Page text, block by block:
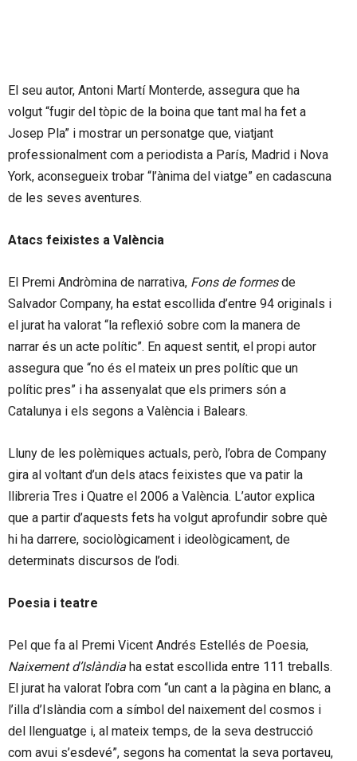
El seu autor, Antoni Martí Monterde, assegura que ha
volgut “fugir del tòpic de la boina que tant mal ha fet a
Josep Pla” i mostrar un personatge que, viatjant
professionalment com a periodista a París, Madrid i Nova
York, aconsegueix trobar “l’ànima del viatge” en cadascuna
de les seves aventures.
Atacs feixistes a València
El Premi Andròmina de narrativa, Fons de formesde
Salvador Company, ha estat escollida d’entre 94 originals i
el jurat ha valorat “la reflexió sobre com la manera de
narrar és un acte polític”. En aquest sentit, el propi autor
assegura que “no és el mateix un pres polític que un
polític pres” i ha assenyalat que els primers són a
Catalunya i els segons a València i Balears.
Lluny de les polèmiques actuals, però, l’obra de Company
gira al voltant d’un dels atacs feixistes que va patir la
llibreria Tres i Quatre el 2006 a València. L’autor explica
que a partir d’aquests fets ha volgut aprofundir sobre què
hi ha darrere, sociològicament i ideològicament, de
determinats discursos de l’odi.
Poesia i teatre
Pel que fa al Premi Vicent Andrés Estellés de Poesia,
Naixement d’Islàndia ha estat escollida entre 111 treballs.
El jurat ha valorat l’obra com “un cant a la pàgina en blanc, a
l’illa d’Islàndia com a símbol del naixement del cosmos i
del llenguatge i, al mateix temps, de la seva destrucció
com avui s’esdevé”, segons ha comentat la seva portaveu,